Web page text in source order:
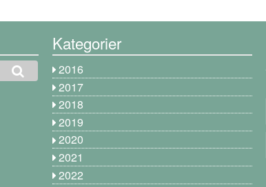
Kategorier
2016
2017
2018
2019
2020
2021
2022